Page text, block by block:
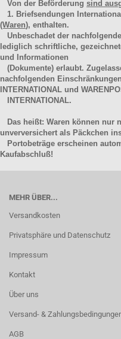
Von der Beförderung sind
1. Briefsendungen
(Waren), enthalten.
Unbeschadet der
lediglich schriftliche,
und Informationen
(Dokumente) erlaubt.
nachfolgenden
INTERNATIONAL und
INTERNATIONAL.
Das heißt: Waren können nur
unverversichert als Päckchen
Portobeträge erscheinen
Kaufabschluß!
MEHR ÜBER...
Versandkosten
Privatsphäre und Datenschutz
Impressum
Kontakt
Über uns
Versand- &
AGB